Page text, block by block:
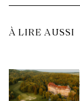
À LIRE AUSSI